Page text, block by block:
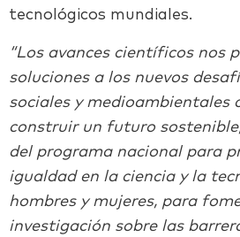
tecnológicos mundiales.
“Los avances científicos nos
soluciones a los nuevos
sociales y medioambientales
construir un futuro
del programa nacional para
igualdad en la ciencia y la
hombres y mujeres, para
investigación sobre las